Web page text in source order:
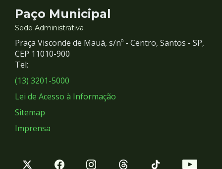
Contato
e
Redes
Sociais
Paço Municipal
Sede Administrativa
Praça Visconde de Mauá, s/nº - Centro, Santos - SP,
CEP 11010-900
Tel:
(13) 3201-5000
Lei de Acesso à Informação
Sitemap
Imprensa